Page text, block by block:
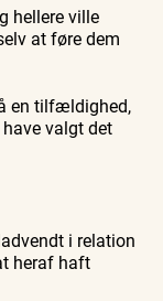
hellere ville
at føre dem
en tilfældighed,
valgt det
i relation
heraf haft